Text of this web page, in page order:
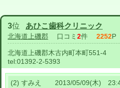
3位 あひこ歯科クリニック
北海道上磯郡 口コミ 2件 2252P
北海道上磯郡木古内町本町551-4
tel:01392-2-5393
(2) すみえ 2013/05/09(木)